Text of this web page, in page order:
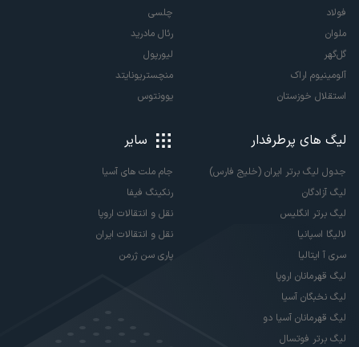
فولاد
ملوان
گل‌گهر
آلومینیوم اراک
استقلال خوزستان
چلسی
رئال مادرید
لیورپول
منچستریونایتد
یوونتوس
لیگ های پرطرفدار
جدول لیگ برتر ایران (خلیج فارس)
لیگ آزادگان
لیگ برتر انگلیس
لالیگا اسپانیا
سری آ ایتالیا
لیگ قهرمانان اروپا
لیگ نخبگان آسیا
لیگ قهرمانان آسیا دو
لیگ برتر فوتسال
سایر
جام ملت های آسیا
رنکینگ فیفا
نقل و انتقالات اروپا
نقل و انتقالات ایران
پاری سن ژرمن